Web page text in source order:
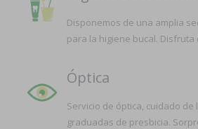
Disponemos de una amplia
para la higiene bucal. Disfruta
Óptica
Servicio de óptica, cuidado de
graduadas de presbicia.